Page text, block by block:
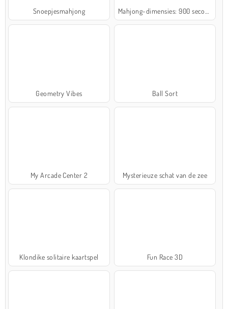
Snoepjesmahjong
Geometry Vibes Ball Sort
My Arcade Center 2 Mysterieuze schat van de zee
Klondike solitaire kaartspel Fun Race 3D